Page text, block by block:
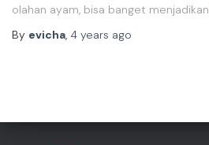
olahan ayam, bisa banget menjadikan
By evicha, 4 years ago